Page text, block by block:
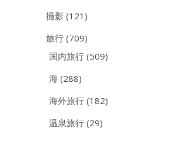
撮影 (121)
旅行 (709)
国内旅行 (509)
海 (288)
海外旅行 (182)
温泉旅行 (29)